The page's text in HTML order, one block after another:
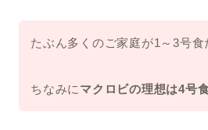
たぶん多くのご家庭が1～3号食
ちなみに マクロビの理想は4号